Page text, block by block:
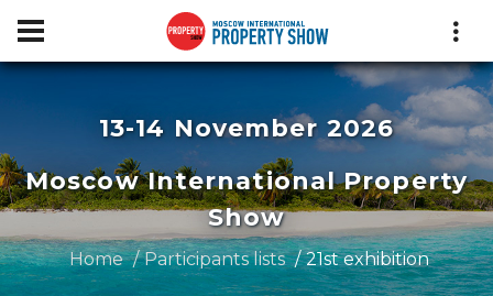
13-14 November 2026
Moscow International Property
Show
Home Participants lists 21st exhibition